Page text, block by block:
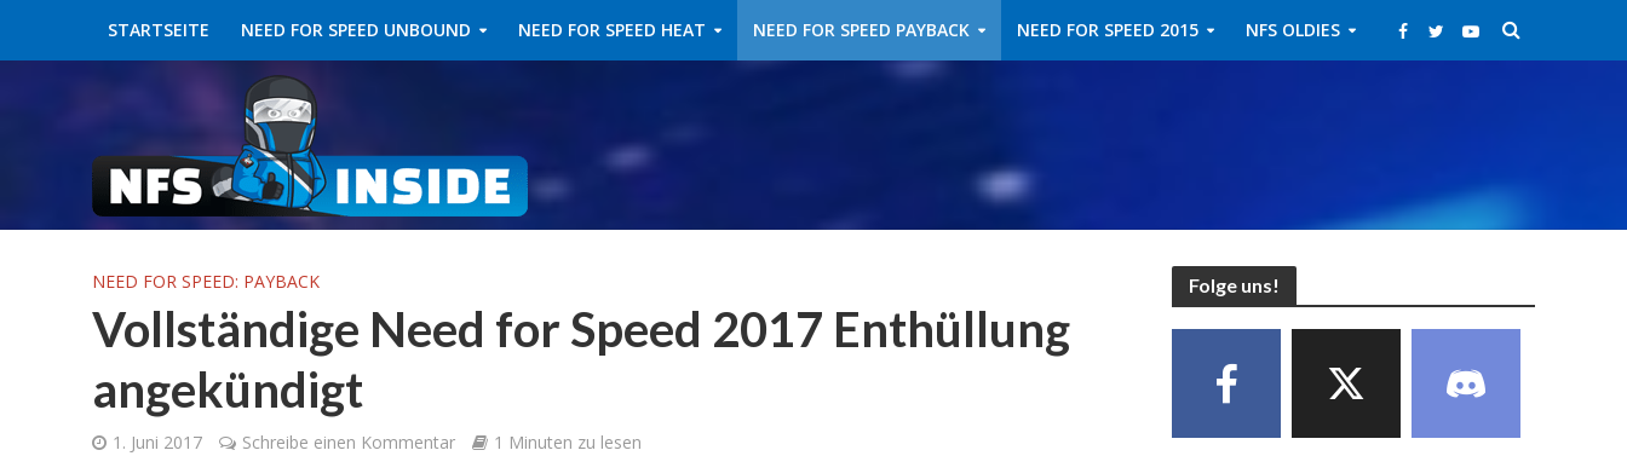
STARTSEITE NEED FOR SPEED UNBOUND NEED FOR SPEED HEAT NEED FOR SPEED PAYBACK NEED FOR SPEED 2015 NFS OLDIES
NEED FOR SPEED: PAYBACK
Vollständige Need for Speed 2017 Enthüllung
angekündigt
1. Juni 2017 Schreibe einen Kommentar 1 Minuten zu lesen
Folge uns!